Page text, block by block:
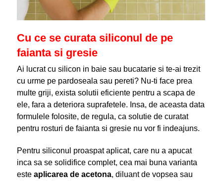
Cu ce se curata siliconul de pe
faianta si gresie
Ai lucrat cu silicon in baie sau bucatarie si te-ai trezit
cu urme pe pardoseala sau pereti? Nu-ti face prea
multe griji, exista solutii eficiente pentru a scapa de
ele, fara a deteriora suprafetele. Insa, de aceasta data
formulele folosite, de regula, ca solutie de curatat
pentru rosturi de faianta si gresie nu vor fi indeajuns.
Pentru siliconul proaspat aplicat, care nu a apucat
inca sa se solidifice complet, cea mai buna varianta
este aplicarea de acetona, diluant de vopsea sau